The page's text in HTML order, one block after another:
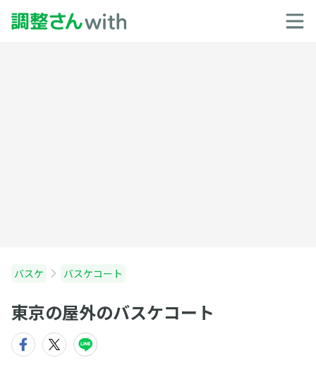
バスケ バスケコート
東京の屋外のバスケコート